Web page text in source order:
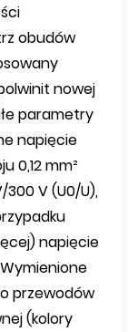
obudów
nowej
parametry
napięcie
0,12 mm²
V (U0/U),
napięcie
przewodów
(kolory